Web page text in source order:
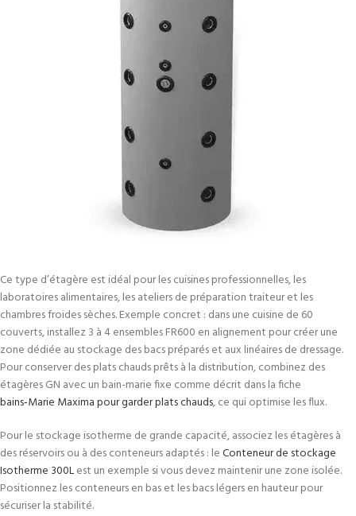
Ce type d’étagère est idéal pour les cuisines professionnelles, les
laboratoires alimentaires, les ateliers de préparation traiteur et les
chambres froides sèches. Exemple concret : dans une cuisine de 60
couverts, installez 3 à 4 ensembles FR600 en alignement pour créer une
zone dédiée au stockage des bacs préparés et aux linéaires de dressage.
Pour conserver des plats chauds prêts à la distribution, combinez des
étagères GN avec un bain-marie fixe comme décrit dans la fiche
bains‑Marie Maxima pour garder plats chauds, ce qui optimise les flux.
Pour le stockage isotherme de grande capacité, associez les étagères à
des réservoirs ou à des conteneurs adaptés : leConteneur de stockage
Isotherme 300Lest un exemple si vous devez maintenir une zone isolée.
Positionnez les conteneurs en bas et les bacs légers en hauteur pour
sécuriser la stabilité.